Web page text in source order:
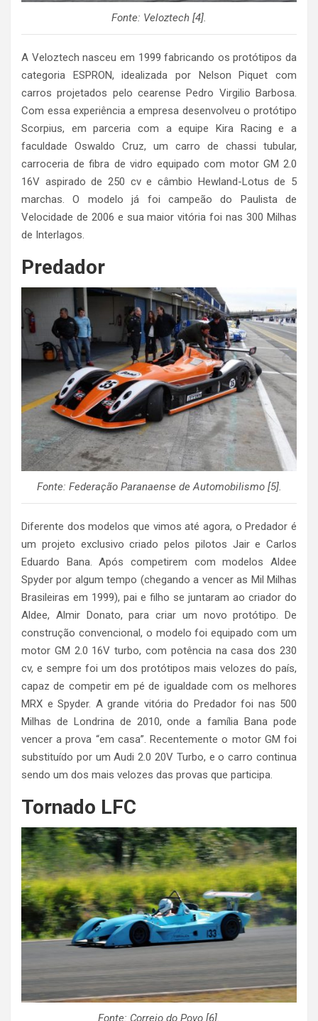
Fonte: Veloztech [4].
A Veloztech nasceu em 1999 fabricando os protótipos da
categoria ESPRON, idealizada por Nelson Piquet com
carros projetados pelo cearense Pedro Virgilio Barbosa.
Com essa experiência a empresa desenvolveu o protótipo
Scorpius, em parceria com a equipe Kira Racing e a
faculdade Oswaldo Cruz, um carro de chassi tubular,
carroceria de fibra de vidro equipado com motor GM 2.0
16V aspirado de 250 cv e câmbio Hewland-Lotus de 5
marchas. O modelo já foi campeão do Paulista de
Velocidade de 2006 e sua maior vitória foi nas 300 Milhas
de Interlagos.
Predador
Fonte: Federação Paranaense de Automobilismo [5].
Diferente dos modelos que vimos até agora, o Predador é
um projeto exclusivo criado pelos pilotos Jair e Carlos
Eduardo Bana. Após competirem com modelos Aldee
Spyder por algum tempo (chegando a vencer as Mil Milhas
Brasileiras em 1999), pai e filho se juntaram ao criador do
Aldee, Almir Donato, para criar um novo protótipo. De
construção convencional, o modelo foi equipado com um
motor GM 2.0 16V turbo, com potência na casa dos 230
cv, e sempre foi um dos protótipos mais velozes do país,
capaz de competir em pé de igualdade com os melhores
MRX e Spyder. A grande vitória do Predador foi nas 500
Milhas de Londrina de 2010, onde a família Bana pode
vencer a prova “em casa”. Recentemente o motor GM foi
substituído por um Audi 2.0 20V Turbo, e o carro continua
sendo um dos mais velozes das provas que participa.
Tornado LFC
Fonte: Correio do Povo [6].